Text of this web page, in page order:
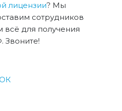
лицензии? Мы
сотрудников
всё для получения
Звоните!